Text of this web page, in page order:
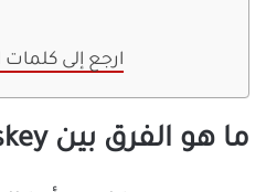
ارجع إلى
ما هو الفرق بين Passkey و 2FA